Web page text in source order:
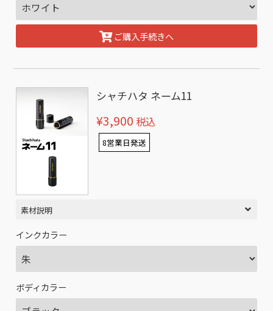
ご購入手続きへ
シャチハタ ネーム11
¥3,900 税込
8営業日発送
素材説明
インクカラー
ボディカラー